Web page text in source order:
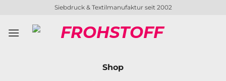
springen
Siebdruck & Textilmanufaktur seit 2002
Shop